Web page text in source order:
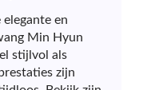
en
Min Hyun
stijlvol als
zijn